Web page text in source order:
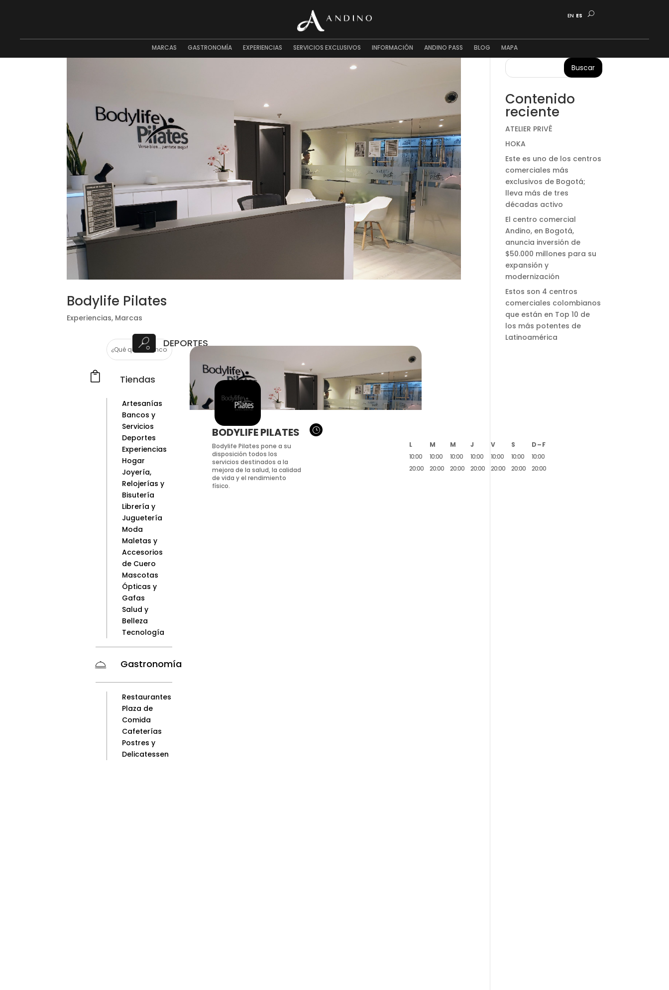
EN ES
MARCAS GASTRONOMÍA EXPERIENCIAS SERVICIOS EXCLUSIVOS INFORMACIÓN ANDINO PASS BLOG MAPA
Bodylife Pilates
Experiencias, Marcas
 Tiendas
Artesanías
Bancos y
Servicios
Deportes
Experiencias
Hogar
Joyería,
Relojerías y
Bisutería
Librería y
Juguetería
Moda
Maletas y
Accesorios
de Cuero
Mascotas
Ópticas y
Gafas
Salud y
Belleza
Tecnología
Gastronomía
Restaurantes
Plaza de
Comida
Cafeterías
Postres y
Delicatessen
DEPORTES
BODYLIFE PILATES
Bodylife Pilates pone a su
disposición todos los
servicios destinados a la
mejora de la salud, la calidad
de vida y el rendimiento
físico.
L M M J V S
D – F
10:00
20:00
10:00
20:00
10:00
20:00
10:00
20:00
10:00
20:00
10:00
20:00
10:00
20:00
}
Buscar
Contenido
reciente
ATELIER PRIVÊ
HOKA
Este es uno de los centros
comerciales más
exclusivos de Bogotá;
lleva más de tres
décadas activo
El centro comercial
Andino, en Bogotá,
anuncia inversión de
$50.000 millones para su
expansión y
modernización
Estos son 4 centros
comerciales colombianos
que están en Top 10 de
los más potentes de
Latinoamérica